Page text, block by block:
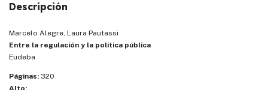
Descripción
Marcelo Alegre, Laura Pautassi
Entre la regulación y la política pública
Eudeba
Páginas: 320
Alto: